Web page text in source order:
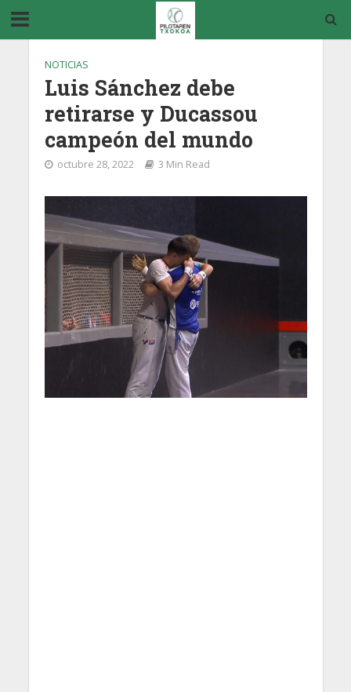
NOTICIAS
Luis Sánchez debe
retirarse y Ducassou
campeón del mundo
octubre 28, 2022 3 Min Read